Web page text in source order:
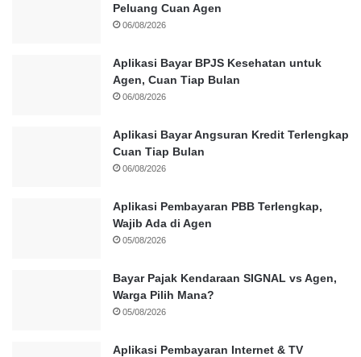
Peluang Cuan Agen
06/08/2026
Aplikasi Bayar BPJS Kesehatan untuk
Agen, Cuan Tiap Bulan
06/08/2026
Aplikasi Bayar Angsuran Kredit Terlengkap
Cuan Tiap Bulan
06/08/2026
Aplikasi Pembayaran PBB Terlengkap,
Wajib Ada di Agen
05/08/2026
Bayar Pajak Kendaraan SIGNAL vs Agen,
Warga Pilih Mana?
05/08/2026
Aplikasi Pembayaran Internet & TV